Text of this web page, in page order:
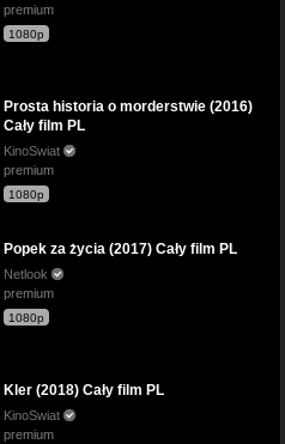
premium
1080p
Prosta historia o morderstwie (2016)
Cały film PL
KinoSwiat
premium
1080p
Popek za życia (2017) Cały film PL
Netlook
premium
1080p
Kler (2018) Cały film PL
KinoSwiat
premium